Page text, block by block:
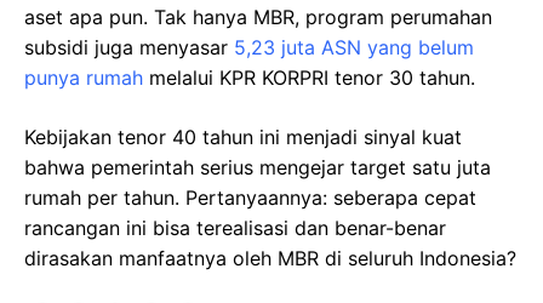
aset apa pun. Tak hanya MBR, program perumahan
subsidi juga menyasar 5,23 juta ASN yang belum
punya rumah melalui KPR KORPRI tenor 30 tahun.
Kebijakan tenor 40 tahun ini menjadi sinyal kuat
bahwa pemerintah serius mengejar target satu juta
rumah per tahun. Pertanyaannya: seberapa cepat
rancangan ini bisa terealisasi dan benar-benar
dirasakan manfaatnya oleh MBR di seluruh Indonesia?